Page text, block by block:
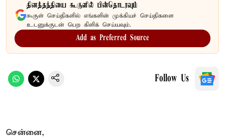
தினத்தந்தியை கூகுளில் பின்தொடரவும்
கூகுள் செய்திகளில் எங்களின் முக்கியச் செய்திகளை
உடனுக்குடன் பெற கிளிக் செய்யவும்.
Add as Preferred Source
Follow Us
சென்னை,